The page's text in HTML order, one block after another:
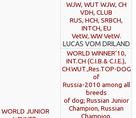
WORLD JUNIOR
WJW, WUT WJW, CH
VDH, CLUB
RUS, HCH, SRBCH,
INTCH, EU
VetW, WW VetW.
LUCAS VOM DRILAND
WORLD WINNER’10,
INT.CH (C.I.B.& C.I.E.),
CH.WUT.,Res.TOP-DOG
of
Russia-2010 among all
breeds
of dog; Russian Junior
Champion, Russian
Champion,